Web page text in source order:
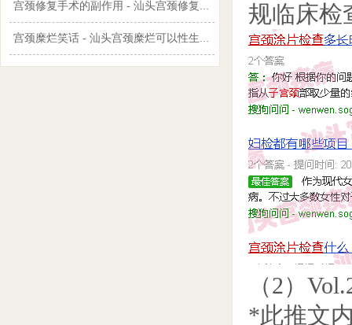
宫颈修复手术的副作用 - 汕头宫颈修复手术
宫颈糜烂笑话 - 汕头宫颈糜烂可以性生活吗
规临床检
（2）
*此推文